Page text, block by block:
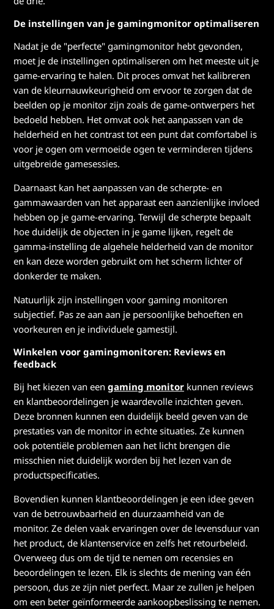
De instellingen van je gamingmonitor optimaliseren
Nadat je de "perfecte" gamingmonitor hebt gevonden,
moet je de instellingen optimaliseren om het meeste uit je
game-ervaring te halen. Dit proces omvat het kalibreren
van de kleurnauwkeurigheid om ervoor te zorgen dat de
beelden op je monitor zijn zoals de game-ontwerpers het
bedoeld hebben. Het omvat ook het aanpassen van de
helderheid en het contrast tot een punt dat comfortabel is
voor je ogen om vermoeide ogen te verminderen tijdens
uitgebreide gamesessies.
Daarnaast kan het aanpassen van de scherpte- en
gammawaarden van het apparaat een aanzienlijke invloed
hebben op je game-ervaring. Terwijl de scherpte bepaalt
hoe duidelijk de objecten in je game lijken, regelt de
gamma-instelling de algehele helderheid van de monitor
en kan deze worden gebruikt om het scherm lichter of
donkerder te maken.
Natuurlijk zijn instellingen voor gaming monitoren
subjectief. Pas ze aan aan je persoonlijke behoeften en
voorkeuren en je individuele gamestijl.
Winkelen voor gamingmonitoren: Reviews en
feedback
Bij het kiezen van een gaming monitor kunnen reviews
en klantbeoordelingen je waardevolle inzichten geven.
Deze bronnen kunnen een duidelijk beeld geven van de
prestaties van de monitor in echte situaties. Ze kunnen
ook potentiële problemen aan het licht brengen die
misschien niet duidelijk worden bij het lezen van de
productspecificaties.
Bovendien kunnen klantbeoordelingen je een idee geven
van de betrouwbaarheid en duurzaamheid van de
monitor. Ze delen vaak ervaringen over de levensduur van
het product, de klantenservice en zelfs het retourbeleid.
Overweeg dus om de tijd te nemen om recensies en
beoordelingen te lezen. Elk is slechts de mening van één
persoon, dus ze zijn niet perfect. Maar ze zullen je helpen
om een beter geïnformeerde aankoopbeslissing te nemen.